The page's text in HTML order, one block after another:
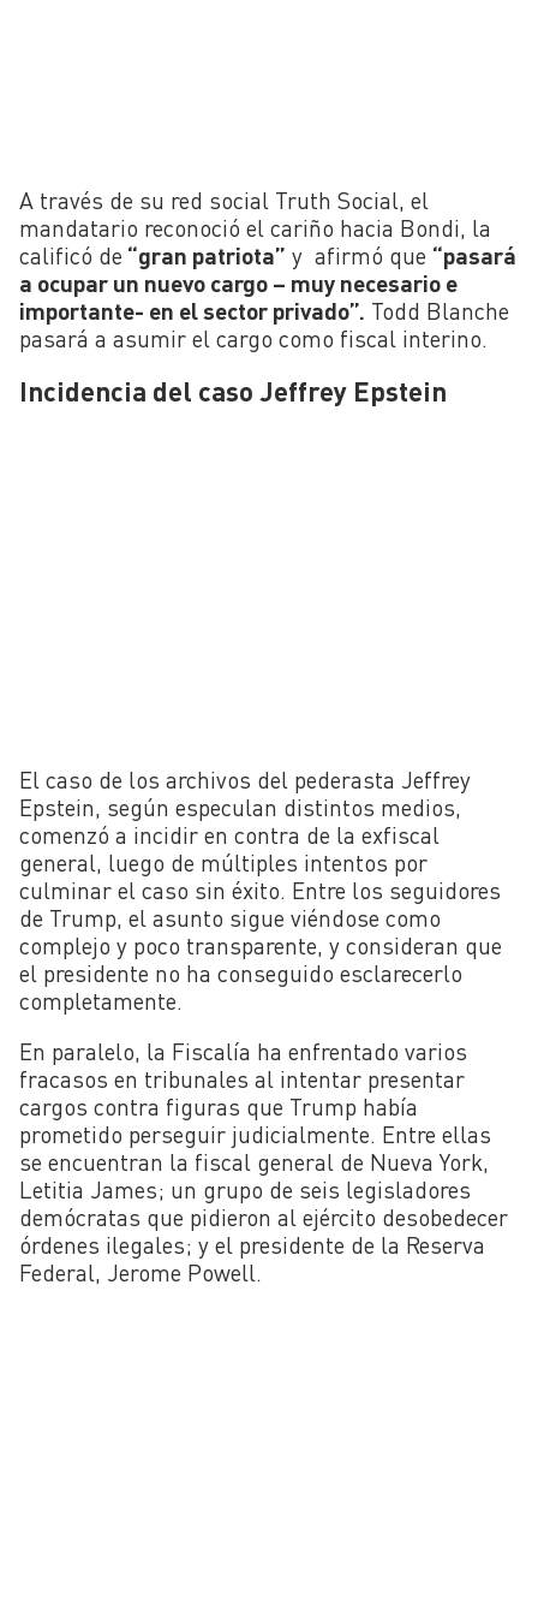
A través de su red social Truth Social, el
mandatario reconoció el cariño hacia Bondi, la
calificó de “gran patriota” y afirmó que “pasará
a ocupar un nuevo cargo – muy necesario e
importante- en el sector privado”. Todd Blanche
pasará a asumir el cargo como fiscal interino.
Incidencia del caso Jeffrey Epstein
El caso de los archivos del pederasta Jeffrey
Epstein, según especulan distintos medios,
comenzó a incidir en contra de la exfiscal
general, luego de múltiples intentos por
culminar el caso sin éxito. Entre los seguidores
de Trump, el asunto sigue viéndose como
complejo y poco transparente, y consideran que
el presidente no ha conseguido esclarecerlo
completamente.
En paralelo, la Fiscalía ha enfrentado varios
fracasos en tribunales al intentar presentar
cargos contra figuras que Trump había
prometido perseguir judicialmente. Entre ellas
se encuentran la fiscal general de Nueva York,
Letitia James; un grupo de seis legisladores
demócratas que pidieron al ejército desobedecer
órdenes ilegales; y el presidente de la Reserva
Federal, Jerome Powell.